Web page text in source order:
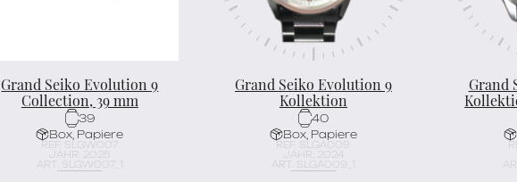
Grand Seiko Evolution 9
Collection, 39 mm
39
Box, Papiere
REF. SLGW007
JAHR: 2025
ART. SLGW007_1
Grand Seiko Evolution 9
Kollektion
40
Box, Papiere
REF. SLGA009
JAHR: 2024
ART. SLGA009_1
Grand